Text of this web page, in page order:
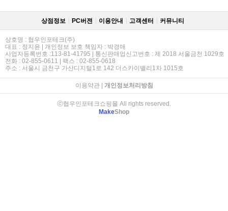
상점정보 PC버젼 이용안내 고객센터 커뮤니티
상호명 : 협우인포테크(주)
대표 : 정지윤 | 개인정보 보호 책임자 : 박경애
사업자등록번호 :113-81-41795 | 통신판매업신고번호 : 제 2018 서울금천 1029호
전화 : 02-855-0611 | 팩스 : 02-855-0618
주소 : 서울시 금천구 가산디지털1로 142 더스카이밸리1차 1015호
이용약관| 개인정보처리방침
ⓒ협우인포테크쇼핑몰 All rights reserved.
MakeShop